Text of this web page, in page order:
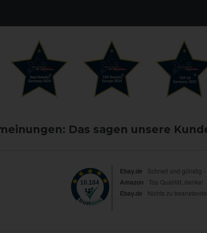
Das sagen unsere